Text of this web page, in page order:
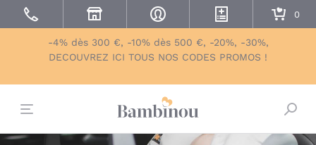
-4% dès 300 €, -10% dès 500 €, -20%, -30%,
DECOUVREZ ICI TOUS NOS CODES PROMOS !